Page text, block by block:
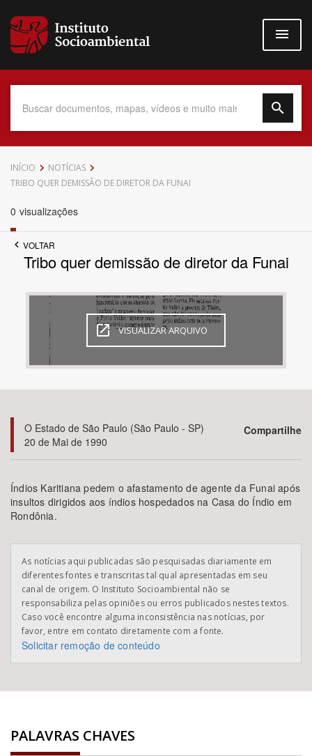
para
conteúdo
Data do Documento
Até
Povo Indígena
Bioma / Bacia
Subtema
Área de Levantamento
Área Protegida
BUSCAR
INÍCIO
NOTÍCIAS
TRIBO QUER DEMISSÃO DE DIRETOR DA FUNAI
0 visualizações
VOLTAR
Tribo quer demissão de diretor da Funai
VISUALIZAR ARQUIVO
O Estado de São Paulo (São Paulo - SP)
20 de Mai de 1990
Compartilhe
Índios Karitiana pedem o afastamento de agente da Funai após
insultos dirigidos aos índios hospedados na Casa do Índio em
Rondônia.
As notícias aqui publicadas são pesquisadas diariamente em
diferentes fontes e transcritas tal qual apresentadas em seu
canal de origem. O Instituto Socioambiental não se
responsabiliza pelas opiniões ou erros publicados nestes textos.
Caso você encontre alguma inconsistência nas notícias, por
favor, entre em contato diretamente com a fonte.
Solicitar remoção de conteúdo
PALAVRAS CHAVES